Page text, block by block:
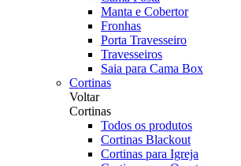
Manta e Cobertor
Fronhas
Porta Travesseiro
Travesseiros
Saia para Cama Box
Cortinas
Voltar
Cortinas
Todos os produtos
Cortinas Blackout
Cortinas para Igreja